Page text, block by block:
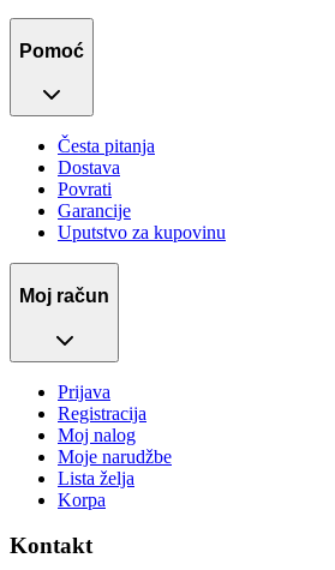
Pomoć
Česta pitanja
Dostava
Povrati
Garancije
Uputstvo za kupovinu
Moj račun
Prijava
Registracija
Moj nalog
Moje narudžbe
Lista želja
Korpa
Kontakt